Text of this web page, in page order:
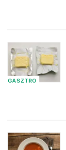
GASZTRO